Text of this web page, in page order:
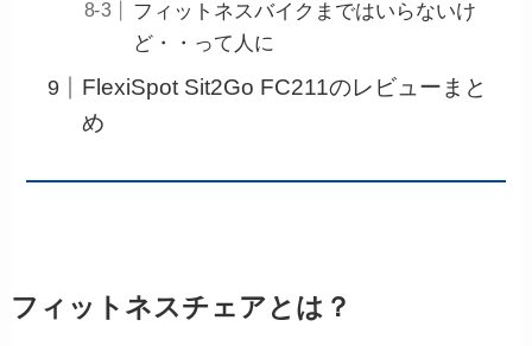
フィットネスバイクまではいらないけ
ど・・って人に
FlexiSpot Sit2Go FC211のレビューまと
め
フィットネスチェアとは？